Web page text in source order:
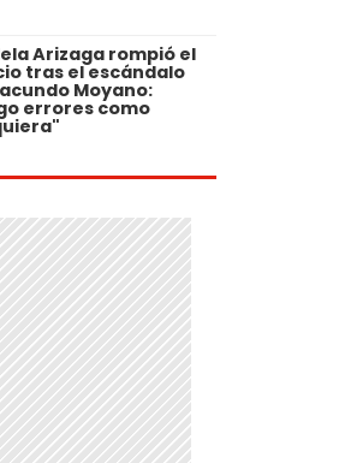
Arizaga rompió el
tras el escándalo
Moyano:
errores como